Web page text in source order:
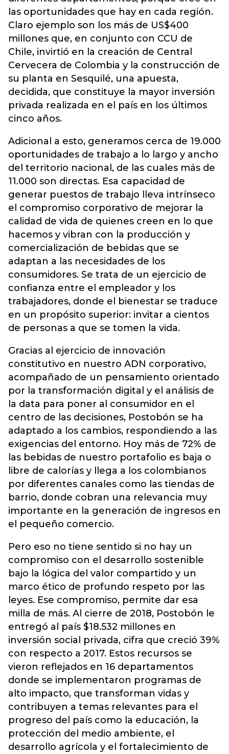
las oportunidades que hay en cada región.
Claro ejemplo son los más de US$400
millones que, en conjunto con CCU de
Chile, invirtió en la creación de Central
Cervecera de Colombia y la construcción de
su planta en Sesquilé, una apuesta,
decidida, que constituye la mayor inversión
privada realizada en el país en los últimos
cinco años.
Adicional a esto, generamos cerca de 19.000
oportunidades de trabajo a lo largo y ancho
del territorio nacional, de las cuales más de
11.000 son directas. Esa capacidad de
generar puestos de trabajo lleva intrínseco
el compromiso corporativo de mejorar la
calidad de vida de quienes creen en lo que
hacemos y vibran con la producción y
comercialización de bebidas que se
adaptan a las necesidades de los
consumidores. Se trata de un ejercicio de
confianza entre el empleador y los
trabajadores, donde el bienestar se traduce
en un propósito superior: invitar a cientos
de personas a que se tomen la vida.
Gracias al ejercicio de innovación
constitutivo en nuestro ADN corporativo,
acompañado de un pensamiento orientado
por la transformación digital y el análisis de
la data para poner al consumidor en el
centro de las decisiones, Postobón se ha
adaptado a los cambios, respondiendo a las
exigencias del entorno. Hoy más de 72% de
las bebidas de nuestro portafolio es baja o
libre de calorías y llega a los colombianos
por diferentes canales como las tiendas de
barrio, donde cobran una relevancia muy
importante en la generación de ingresos en
el pequeño comercio.
Pero eso no tiene sentido si no hay un
compromiso con el desarrollo sostenible
bajo la lógica del valor compartido y un
marco ético de profundo respeto por las
leyes. Ese compromiso, permite dar esa
milla de más. Al cierre de 2018, Postobón le
entregó al país $18.532 millones en
inversión social privada, cifra que creció 39%
con respecto a 2017. Estos recursos se
vieron reflejados en 16 departamentos
donde se implementaron programas de
alto impacto, que transforman vidas y
contribuyen a temas relevantes para el
progreso del país como la educación, la
protección del medio ambiente, el
desarrollo agrícola y el fortalecimiento de